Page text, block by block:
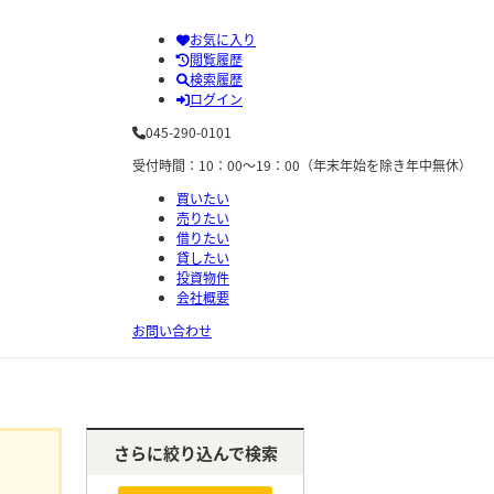
お気に入り
閲覧履歴
検索履歴
ログイン
045-290-0101
受付時間：10：00～19：00（年末年始を除き年中無休）
買いたい
売りたい
借りたい
貸したい
投資物件
会社概要
お問い合わせ
さらに絞り込んで検索